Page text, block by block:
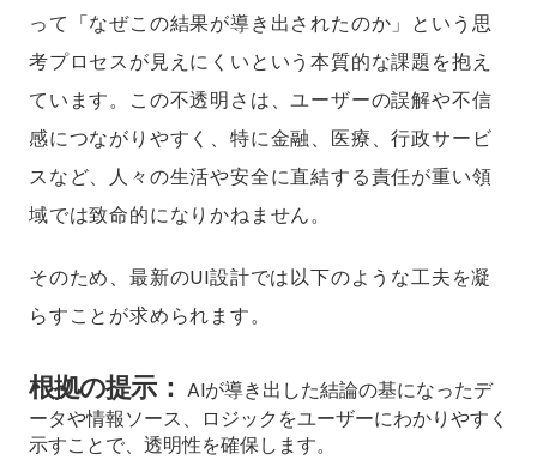
って「なぜこの結果が導き出されたのか」という思
考プロセスが見えにくいという本質的な課題を抱え
ています。この不透明さは、ユーザーの誤解や不信
感につながりやすく、特に金融、医療、行政サービ
スなど、人々の生活や安全に直結する責任が重い領
域では致命的になりかねません。
そのため、最新のUI設計では以下のような工夫を凝
らすことが求められます。
根拠の提示： AIが導き出した結論の基になったデ
ータや情報ソース、ロジックをユーザーにわかりやすく
示すことで、透明性を確保します。